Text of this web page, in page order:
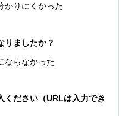
かりにくかった
りましたか？
ならなかった
ください（URLは入力でき